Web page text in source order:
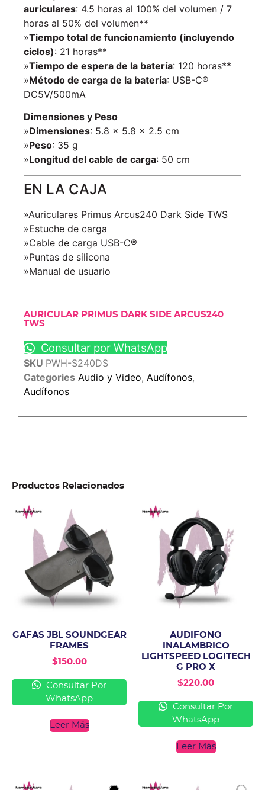
auriculares: 4.5 horas al 100% del volumen / 7
horas al 50% del volumen**
»Tiempo total de funcionamiento (incluyendo
ciclos): 21 horas**
»Tiempo de espera de la batería: 120 horas**
»Método de carga de la batería: USB-C®
DC5V/500mA
Dimensiones y Peso
»Dimensiones: 5.8 x 5.8 x 2.5 cm
»Peso: 35 g
»Longitud del cable de carga: 50 cm
EN LA CAJA
»Auriculares Primus Arcus240 Dark Side TWS
»Estuche de carga
»Cable de carga USB-C®
»Puntas de silicona
»Manual de usuario
AURICULAR PRIMUS DARK SIDE ARCUS240
TWS
Consultar por WhatsApp
SKU PWH-S240DS
Categories Audio y Video, Audífonos,
Audífonos
Productos Relacionados
GAFAS JBL SOUNDGEAR
FRAMES
$150.00
Consultar Por
WhatsApp
Leer Más
AUDIFONO
INALAMBRICO
LIGHTSPEED LOGITECH
G PRO X
$220.00
Consultar Por
WhatsApp
Leer Más